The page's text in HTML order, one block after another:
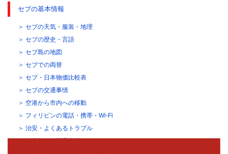
セブの基本情報
セブの天気・服装・地理
セブの歴史・言語
セブ島の地図
セブでの両替
セブ・日本物価比較表
セブの交通事情
空港から市内への移動
フィリピンの電話・携帯・Wi-Fi
治安・よくあるトラブル